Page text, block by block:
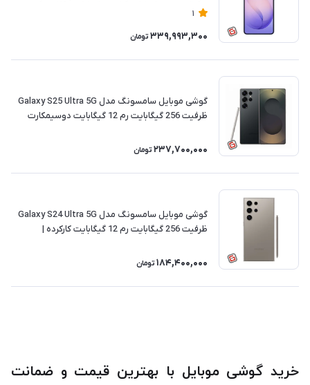
1
339,993,300 تومان
گوشی موبایل سامسونگ مدل Galaxy S25 Ultra 5G
ظرفیت 256 گیگابایت رم 12 گیگابایت دوسیمکارت
237,700,000 تومان
گوشی موبایل سامسونگ مدل Galaxy S24 Ultra 5G
ظرفیت 256 گیگابایت رم 12 گیگابایت کارکرده |
184,400,000 تومان
خرید گوشی موبایل با بهترین قیمت و ضمانت